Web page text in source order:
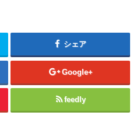
シェア
Google+
feedly